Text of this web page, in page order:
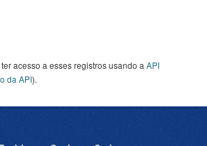
acesso a esses registros usando a API
da API).